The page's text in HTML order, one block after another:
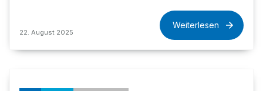
22. August 2025
Weiterlesen